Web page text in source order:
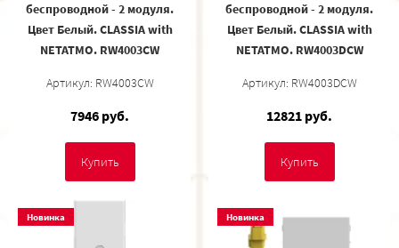
беспроводной - 2 модуля.
Цвет Белый. CLASSIA with
NETATMO. RW4003CW
Артикул: RW4003CW
7946 руб.
Купить
беспроводной - 2 модуля.
Цвет Белый. CLASSIA with
NETATMO. RW4003DCW
Артикул: RW4003DCW
12821 руб.
Купить
Новинка Новинка